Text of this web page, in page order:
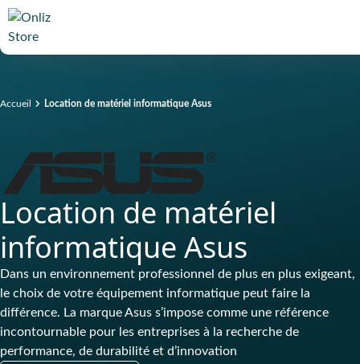
Accueil Location de matériel informatique Asus
Location de matériel
informatique Asus
Dans un environnement professionnel de plus en plus exigeant,
le choix de votre équipement informatique peut faire la
différence. La marque Asus s’impose comme une référence
incontournable pour les entreprises à la recherche de
performance, de durabilité et d’innovation